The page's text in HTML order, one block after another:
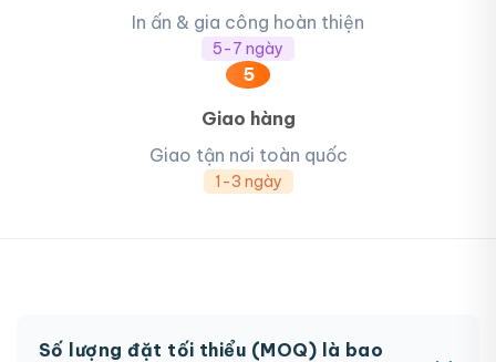
In ấn & gia công hoàn thiện
5-7 ngày
5
Giao hàng
Giao tận nơi toàn quốc
1-3 ngày
Số lượng đặt tối thiểu (MOQ) là bao